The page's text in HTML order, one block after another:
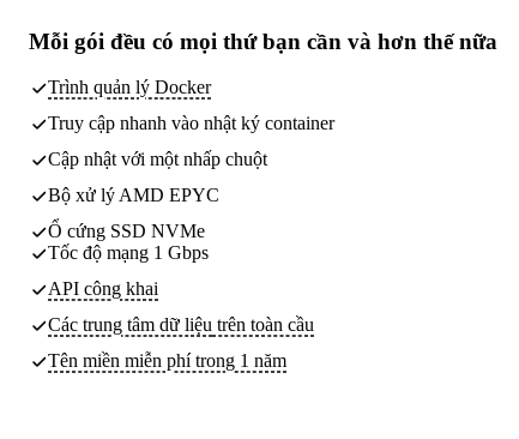
Mỗi gói đều có mọi thứ bạn cần và hơn thế nữa
Trình quản lý Docker
Truy cập nhanh vào nhật ký container
Cập nhật với một nhấp chuột
Bộ xử lý AMD EPYC
Ổ cứng SSD NVMe
Tốc độ mạng 1 Gbps
API công khai
Các trung tâm dữ liệu trên toàn cầu
Tên miền miễn phí trong 1 năm